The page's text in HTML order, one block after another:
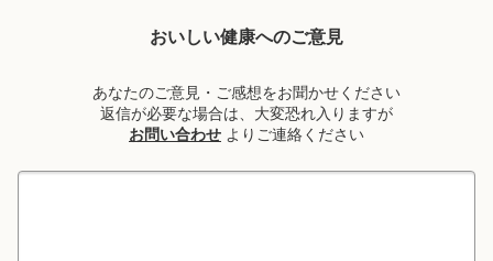
おいしい健康へのご意見
あなたのご意見・ご感想をお聞かせください
返信が必要な場合は、大変恐れ入りますが
お問い合わせ よりご連絡ください